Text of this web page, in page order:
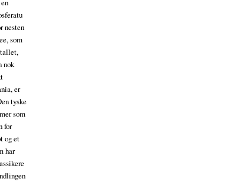
nesten
som
nok
er
tyske
som
for
og et
har